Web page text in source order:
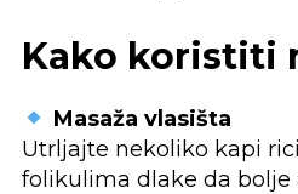
Kako koristiti
Masaža vlasišta
Utrljajte nekoliko kapi
folikulima dlake da bolje